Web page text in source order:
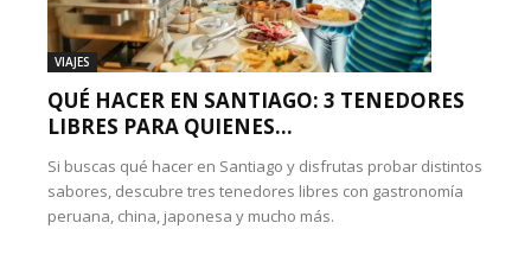
VIAJES
QUÉ HACER EN SANTIAGO: 3 TENEDORES
LIBRES PARA QUIENES...
Si buscas qué hacer en Santiago y disfrutas probar distintos
sabores, descubre tres tenedores libres con gastronomía
peruana, china, japonesa y mucho más.